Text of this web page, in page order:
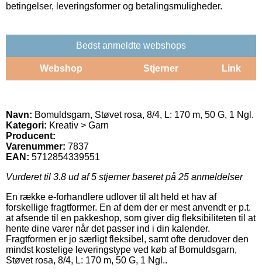
betingelser, leveringsformer og betalingsmuligheder.
Bedst anmeldte webshops
Webshop Stjerner Link
Navn: Bomuldsgarn, Støvet rosa, 8/4, L: 170 m, 50 G, 1 Ngl.
Kategori: Kreativ > Garn
Producent:
Varenummer: 7837
EAN: 5712854339551
Vurderet til 3.8 ud af 5 stjerner baseret på 25 anmeldelser
En række e-forhandlere udlover til alt held et hav af
forskellige fragtformer. En af dem der er mest anvendt er p.t.
at afsende til en pakkeshop, som giver dig fleksibiliteten til at
hente dine varer når det passer ind i din kalender.
Fragtformen er jo særligt fleksibel, samt ofte derudover den
mindst kostelige leveringstype ved køb af Bomuldsgarn,
Støvet rosa, 8/4, L: 170 m, 50 G, 1 Ngl..